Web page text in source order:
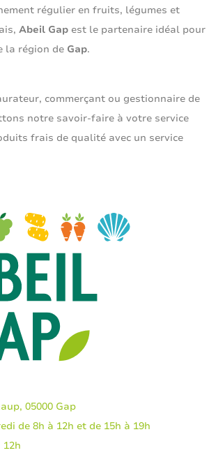
régulier en fruits, légumes et
Abeil Gap est le partenaire idéal pour
la région de Gap.
commerçant ou gestionnaire de
notre savoir-faire à votre service
frais de qualité avec un service
05000 Gap
de 8h à 12h et de 15h à 19h
12h